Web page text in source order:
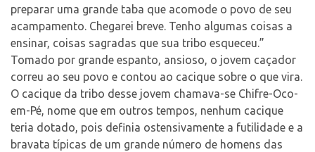
preparar uma grande taba que acomode o povo de seu
acampamento. Chegarei breve. Tenho algumas coisas a
ensinar, coisas sagradas que sua tribo esqueceu.”
Tomado por grande espanto, ansioso, o jovem caçador
correu ao seu povo e contou ao cacique sobre o que vira.
O cacique da tribo desse jovem chamava-se Chifre-Oco-
em-Pé, nome que em outros tempos, nenhum cacique
teria dotado, pois definia ostensivamente a futilidade e a
bravata típicas de um grande número de homens das